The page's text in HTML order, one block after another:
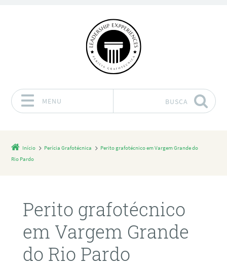
MENU BUSCA
Início Perícia Grafotécnica
Perito grafotécnico em Vargem Grande do
Rio Pardo
Perito grafotécnico
em Vargem Grande
do Rio Pardo